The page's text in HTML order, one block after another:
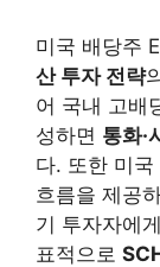
미국 배당주
산 투자 전략
어 국내 고배
성하면 통화·
다. 또한 미
흐름을 제공
기 투자자에
표적으로